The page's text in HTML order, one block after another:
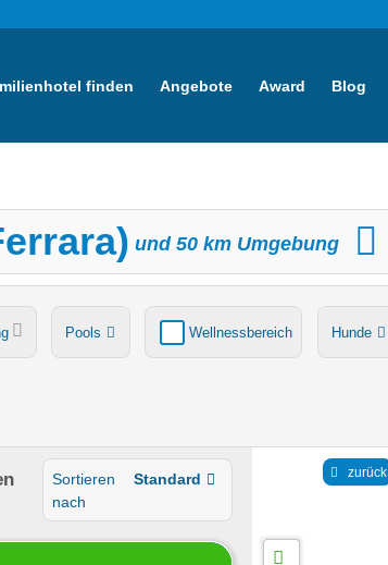
finden Angebote Award Blog
und 50 km Umgebung
Pools Wellnessbereich Hunde
Sortieren
nach
Standard zurück